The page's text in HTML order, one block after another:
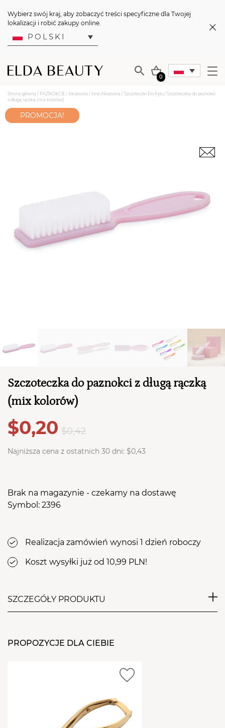
Wybierz swój kraj, aby zobaczyć treści specyficzne dla Twojej
lokalizacji i robić zakupy online.
POLSKI
0
Suma koszyka (0)
Strona główna / PAZNOKCIE / Akcesoria / Inne Akcesoria / Szczoteczki Do Pyłu / Szczoteczka do paznokci
z długą rączką (mix kolorów)
PROMOCJA!
Szczoteczka do paznokci z długą rączką
(mix kolorów)
$0,20 $0,42
Najniższa cena z ostatnich 30 dni: $0,43
Brak na magazynie - czekamy na dostawę
Symbol: 2396
Realizacja zamówień wynosi 1 dzień roboczy
Koszt wysyłki już od 10,99 PLN!
SZCZEGÓŁY PRODUKTU
zabiegów stylizacyjnych. Niezbędna w każdym
świetnie czyszczą, a jednocześnie nie podrażniają
wyprofilowany uchwyt zapobiega wyślizgiwaniu się
szczotki z rąk oraz umożliwia wygodną pracę.
Szczotka świetnie nadaje się także do czyszczenia
PROPOZYCJE DLA CIEBIE